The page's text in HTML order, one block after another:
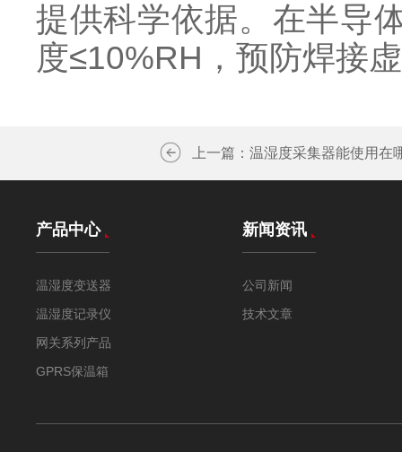
提供科学依据。在半导
度≤10%RH，预防焊接
上一篇： 温湿度采集器能使用在
产品中心
温湿度变送器
温湿度记录仪
网关系列产品
GPRS保温箱
新闻资讯
公司新闻
技术文章